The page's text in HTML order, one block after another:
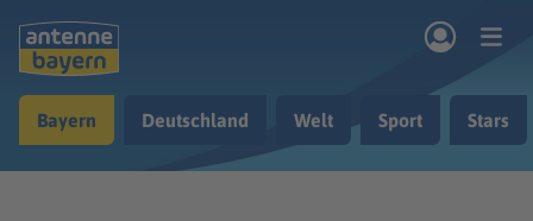
Musik & Radio
Bayern Deutschland Welt Sport Stars